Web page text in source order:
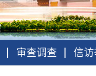
审查调查 信访